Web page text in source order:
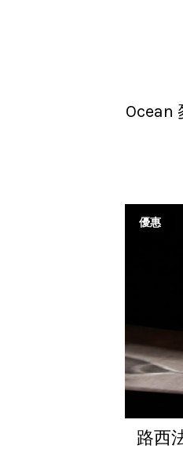
Ocean
優惠
路西